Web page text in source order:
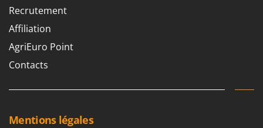
Recrutement
Affiliation
AgriEuro Point
Contacts
Mentions légales